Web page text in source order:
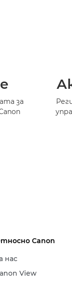
за
Canon
нас
View